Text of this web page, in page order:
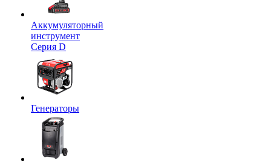
Аккумуляторный
инструмент
Серия D
Генераторы